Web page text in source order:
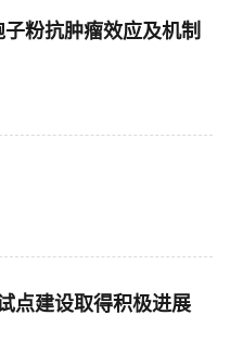
粉抗肿瘤效应及机制
点建设取得积极进展